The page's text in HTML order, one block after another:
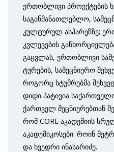
ერთობლივი პროექტების
საგანმანათლებლო,
კულტურულ ასპარეზზე;
კვლევების
გაცვლას, ერთობლივი
ტურების, სამეცნიერო
როგორც სტუმრებმა
დიდი პატივია
ქართველ მეცნიერებთან
რომ CORE აკადემიის
აკადემიკოსები: როინ
და ხვედრი ინასარიძე.